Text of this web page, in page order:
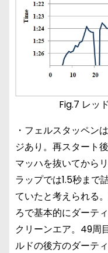
Fig.7 レッ
・フェルスタッペ
ジあり。再スタート
マッハを抜いてから
ラップでは1.5秒まで
ていたと考えられる
ろで基本的にダーテ
クリーンエア。49周
ルドの後方のダーテ